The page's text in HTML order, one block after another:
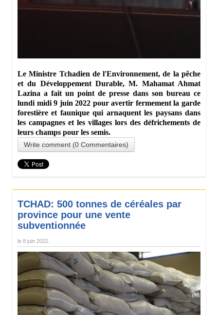
Le Ministre Tchadien de l'Environnement, de la pêche
et du Développement Durable, M. Mahamat Ahmat
Lazina a fait un point de presse dans son bureau ce
lundi midi 9 juin 2022 pour avertir fermement la garde
forestière et faunique qui arnaquent les paysans dans
les campagnes et les villages lors des défrichements de
leurs champs pour les semis.
Write comment (0 Commentaires)
TCHAD: 500 tonnes de céréales par
province pour une vente
subventionnée
le 8 juin 2022